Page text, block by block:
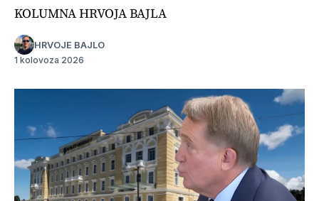
KOLUMNA HRVOJA BAJLA
HRVOJE BAJLO
1 kolovoza 2026